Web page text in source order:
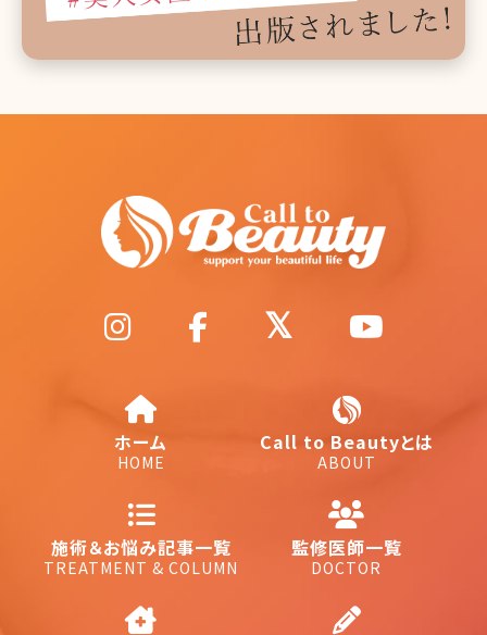
ホーム
HOME
Call to Beautyとは
ABOUT
施術＆お悩み記事一覧
TREATMENT & COLUMN
監修医師一覧
DOCTOR